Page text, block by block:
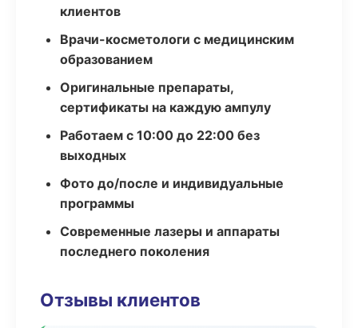
клиентов
Врачи-косметологи с медицинским
образованием
Оригинальные препараты,
сертификаты на каждую ампулу
Работаем с 10:00 до 22:00 без
выходных
Фото до/после и индивидуальные
программы
Современные лазеры и аппараты
последнего поколения
Отзывы клиентов